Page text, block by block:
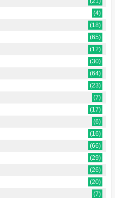
(4)
(18)
(65)
(12)
(30)
(64)
(23)
(7)
(17)
(6)
(16)
(66)
(29)
(26)
(20)
(7)